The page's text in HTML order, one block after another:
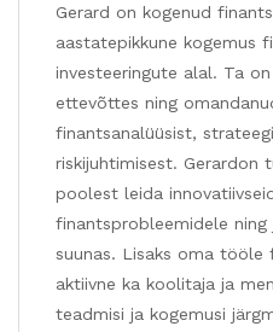
Gerard on kogenud
aastatepikkune kogemus
investeeringute alal. Ta
ettevõttes ning
finantsanalüüsist,
riskijuhtimisest. Gerardon
poolest leida
finantsprobleemidele
suunas. Lisaks oma tööle
aktiivne ka koolitaja ja
teadmisi ja kogemusi